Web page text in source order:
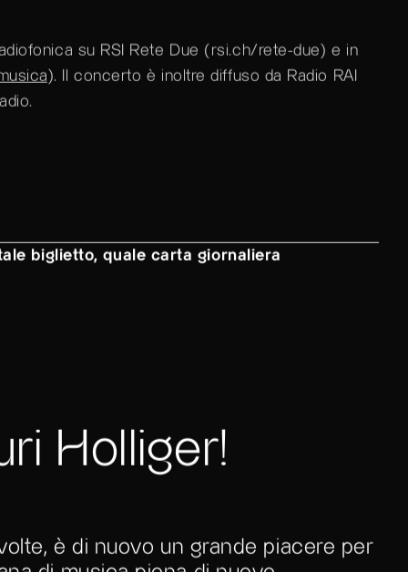
su RSI Rete Due ( rsi.ch/rete-due) e in
). Il concerto è inoltre diffuso da Radio RAI
biglietto, quale carta giornaliera
Holliger!
è di nuovo un grande piacere per